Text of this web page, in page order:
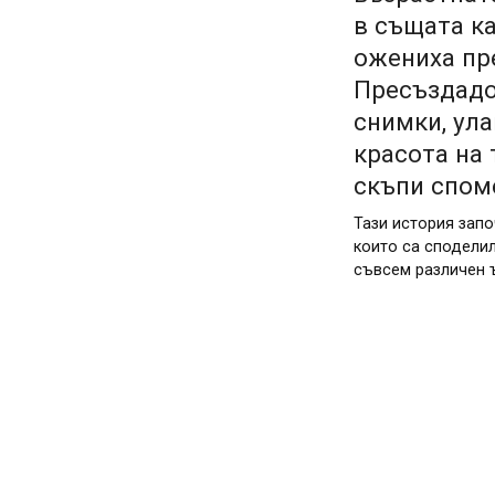
в същата
ожениха
снимки,
красота на
скъпи
Тази история
които са
съвсем различен